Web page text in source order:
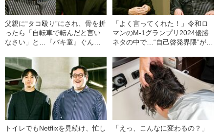
父親に“タコ殴り”にされ、骨を折
ったら「自転車で転んだと言い
なさい」と…『バキ童』ぐんぴ
で“唯一救われた瞬間”とは
「よく言ってくれた！」令和ロ
マンのM-1グランプリ2024優勝
ネタの中で…“自己啓発界隈”が沸
ぃも納得》
トイレでもNetflixを見続け、忙し
「えっ、こんなに変わるの？」